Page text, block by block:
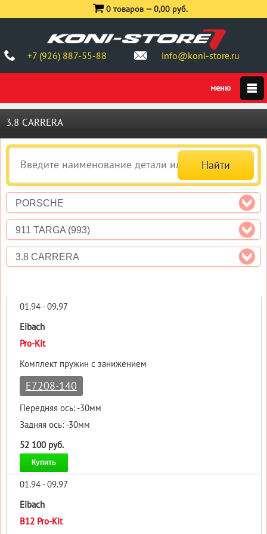
+7 (926) 887-55-88 info@koni-store.ru
0 товаров —0,00 руб.
3.8 CARRERA
PORSCHE
911 TARGA (993)
3.8 CARRERA
01.94 - 09.97
Eibach
Pro-Kit
Комплект пружин с занижением
E7208-140
Передняя ось: -30мм
Задняя ось: -30мм
52 100 руб.
Купить
01.94 - 09.97
Eibach
B12 Pro-Kit